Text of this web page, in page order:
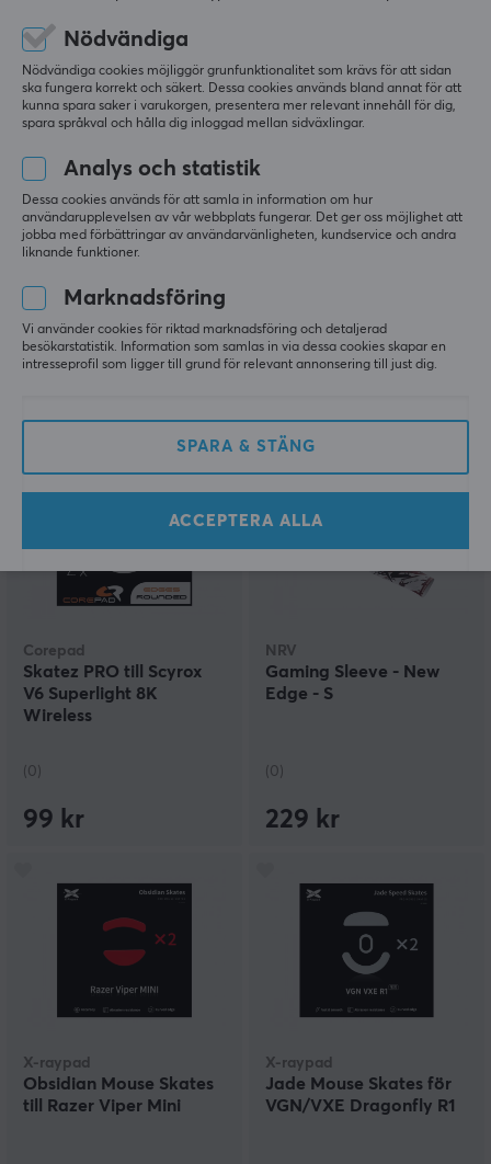
Lamzu
8K Dongle - Vit
(3)
Unusual Way Sports
(0)
Corepad
Skatez PRO till Scyrox
V6 Superlight 8K
Wireless
(0)
99 kr
NRV
Gaming Sleeve - New
Edge - S
(0)
229 kr
X-raypad
Obsidian Mouse Skates
till Razer Viper Mini
X-raypad
Jade Mouse Skates för
VGN/VXE Dragonfly R1
Nödvändiga
Nödvändiga cookies möjliggör grunfunktionalitet som krävs för att sidan
ska fungera korrekt och säkert. Dessa cookies används bland annat för att
kunna spara saker i varukorgen, presentera mer relevant innehåll för dig,
spara språkval och hålla dig inloggad mellan sidväxlingar.
Analys och statistik
Dessa cookies används för att samla in information om hur
användarupplevelsen av vår webbplats fungerar. Det ger oss möjlighet att
jobba med förbättringar av användarvänligheten, kundservice och andra
liknande funktioner.
Marknadsföring
Vi använder cookies för riktad marknadsföring och detaljerad
besökarstatistik. Information som samlas in via dessa cookies skapar en
intresseprofil som ligger till grund för relevant annonsering till just dig.
SPARA & STÄNG
ACCEPTERA ALLA